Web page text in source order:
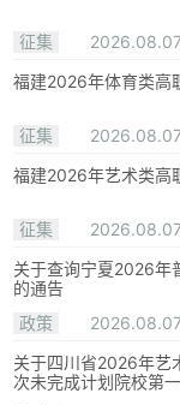
征集 2026.08.07
福建2026年体育类高
征集 2026.08.07
福建2026年艺术类高
征集 2026.08.07
关于查询宁夏2026年
的通告
政策
2026.08.07
关于四川省2026年艺
次未完成计划院校第